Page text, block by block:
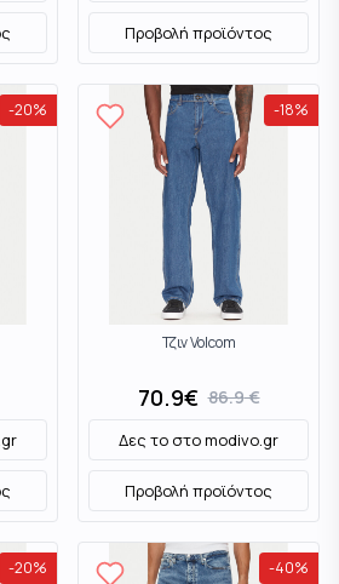
Προβολή προϊόντος
-20% -18%
Τζιν Volcom
70.9€ 86.9€
Δες το στοmodivo.gr
Προβολή προϊόντος
-20% -40%